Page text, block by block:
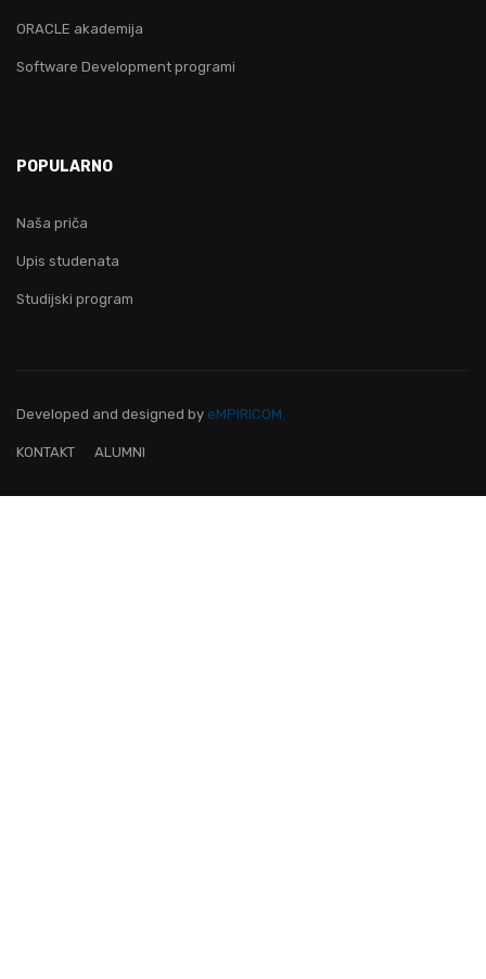
ORACLE akademija
Software Development programi
POPULARNO
Naša priča
Upis studenata
Studijski program
Developed and designed by eMPIRICOM.
KONTAKT ALUMNI